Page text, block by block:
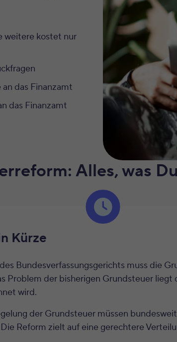
weitere kostet nur
das Finanzamt
das Finanzamt
Alles, was
Kürze
Bundesverfassungsgerichts muss die
Problem der bisherigen Grundsteuer liegt
wird.
der Grundsteuer müssen
Reform zielt auf eine gerechtere